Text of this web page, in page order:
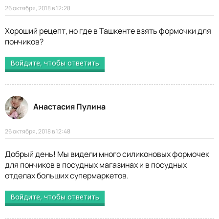
26 октября, 2018 в 12:28
Хороший рецепт, но где в Ташкенте взять формочки для
пончиков?
Войдите, чтобы ответить
Анастасия Пулина
26 октября, 2018 в 12:48
Добрый день! Мы видели много силиконовых формочек
для пончиков в посудных магазинах и в посудных
отделах больших супермаркетов.
Войдите, чтобы ответить